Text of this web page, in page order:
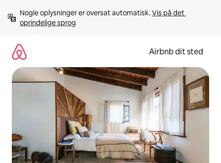
videre
Nogle oplysninger er oversat automatisk. Vis på det
oprindelige sprog
Airbnb dit sted